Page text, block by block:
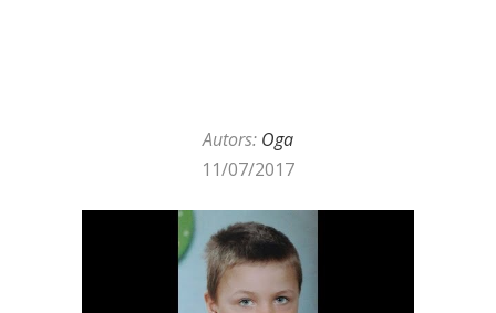
Autors: Oga
11/07/2017